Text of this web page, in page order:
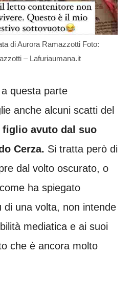
di Aurora Ramazzotti Foto:
– Lafuriaumana.it
questa parte
anche alcuni scatti del
figlio avuto dal suo
Cerza. Si tratta però di
dal volto oscurato, o
ha spiegato
di una volta, non intende
mediatica e ai suoi
che è ancora molto